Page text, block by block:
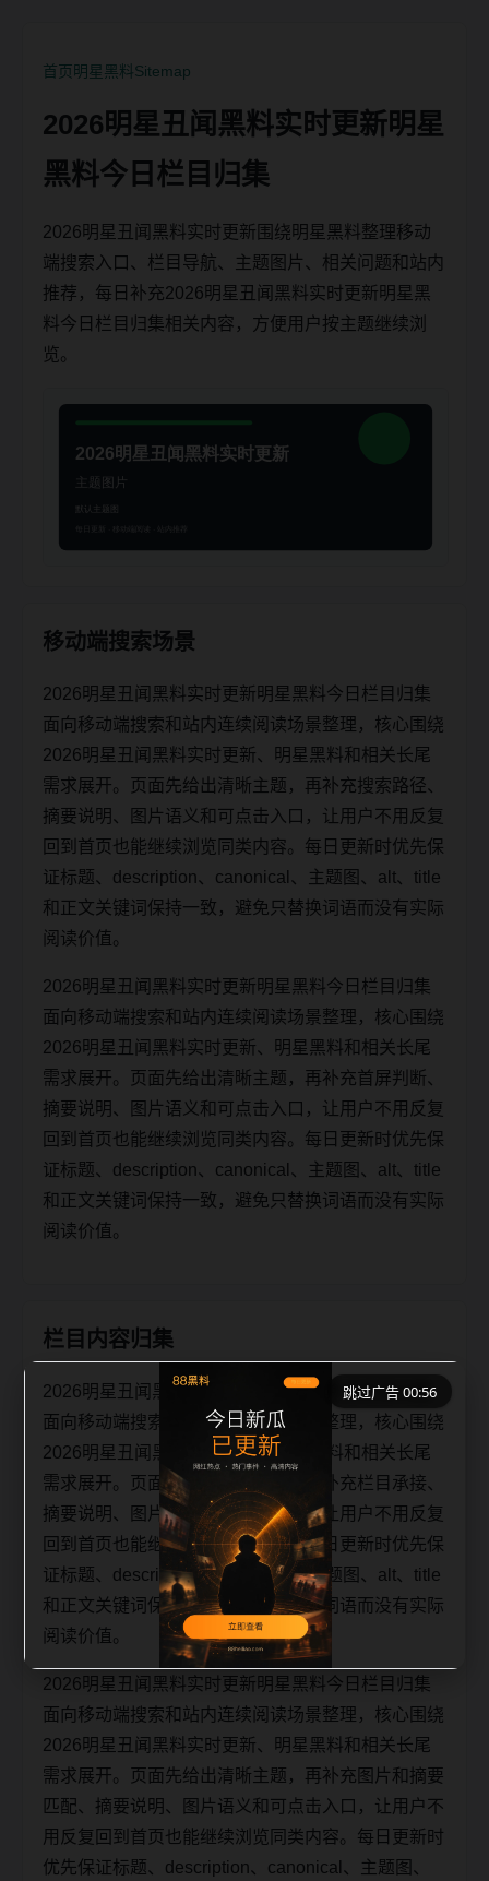
首页明星黑料Sitemap
2026明星丑闻黑料实时更新明星
黑料今日栏目归集
2026明星丑闻黑料实时更新围绕明星黑料整理移动
端搜索入口、栏目导航、主题图片、相关问题和站内
推荐，每日补充2026明星丑闻黑料实时更新明星黑
料今日栏目归集相关内容，方便用户按主题继续浏
览。
移动端搜索场景
2026明星丑闻黑料实时更新明星黑料今日栏目归集
面向移动端搜索和站内连续阅读场景整理，核心围绕
2026明星丑闻黑料实时更新、明星黑料和相关长尾
需求展开。页面先给出清晰主题，再补充搜索路径、
摘要说明、图片语义和可点击入口，让用户不用反复
回到首页也能继续浏览同类内容。每日更新时优先保
证标题、description、canonical、主题图、alt、title
和正文关键词保持一致，避免只替换词语而没有实际
阅读价值。
2026明星丑闻黑料实时更新明星黑料今日栏目归集
面向移动端搜索和站内连续阅读场景整理，核心围绕
2026明星丑闻黑料实时更新、明星黑料和相关长尾
需求展开。页面先给出清晰主题，再补充首屏判断、
摘要说明、图片语义和可点击入口，让用户不用反复
回到首页也能继续浏览同类内容。每日更新时优先保
证标题、description、canonical、主题图、alt、title
和正文关键词保持一致，避免只替换词语而没有实际
阅读价值。
栏目内容归集
2026明星丑闻黑料实时更新明星黑料今日栏目归集
面向移动端搜索和站内连续阅读场景整理，核心围绕
2026明星丑闻黑料实时更新、明星黑料和相关长尾
需求展开。页面先给出清晰主题，再补充栏目承接、
摘要说明、图片语义和可点击入口，让用户不用反复
回到首页也能继续浏览同类内容。每日更新时优先保
证标题、description、canonical、主题图、alt、title
和正文关键词保持一致，避免只替换词语而没有实际
阅读价值。
2026明星丑闻黑料实时更新明星黑料今日栏目归集
面向移动端搜索和站内连续阅读场景整理，核心围绕
2026明星丑闻黑料实时更新、明星黑料和相关长尾
需求展开。页面先给出清晰主题，再补充图片和摘要
匹配、摘要说明、图片语义和可点击入口，让用户不
用反复回到首页也能继续浏览同类内容。每日更新时
优先保证标题、description、canonical、主题图、
跳过广告 00:55